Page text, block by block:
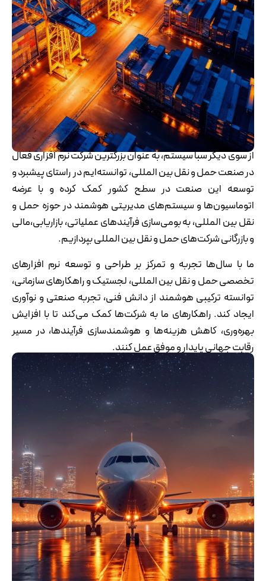
از سوی دیگر سبا سیستم، به عنوان بزرگترین شرکت نرم افزاری فعال
در صنعت حمل و نقل بین المللی،‌ توانسته‌ایم در راستای پیشبرد و
توسعه این صنعت در سطح کشور کمک کرده و با عرضه
اتوماسیون‌ها و سیستم‌های مدیریتی هوشمند در حوزه حمل و
نقل بین المللی،‌ به بومی‌سازی فرآیندهای عملیاتی،‌ بازاریابی،‌مالی
و بازرگانی شرکت‌های حمل و نقل بین المللی بپردازیم.
ما با سال‌ها تجربه و تمرکز بر طراحی و توسعه نرم افزارهای
تخصصی حمل و نقل بین المللی، لجستیک و راهکارهای سازمانی،
توانسته ترکیبی هوشمند از دانش فنی، تجربه صنعتی و نوآوری
ایجاد کند. راهکارهای ما به شرکت‌ها کمک می‌کند تا با افزایش
بهره‌وری، کاهش هزینه‌ها و هوشمندسازی فرآیندها، در مسیر
رقابت جهانی پایدار و موفق عمل کنند.